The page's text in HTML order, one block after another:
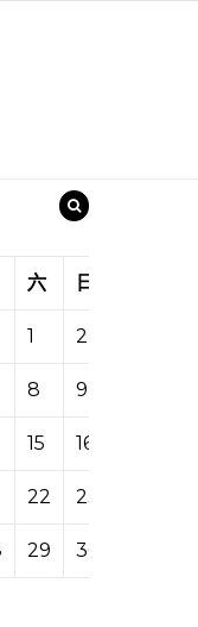
六 日
1 2
8 9
15 16
22 23
29 30